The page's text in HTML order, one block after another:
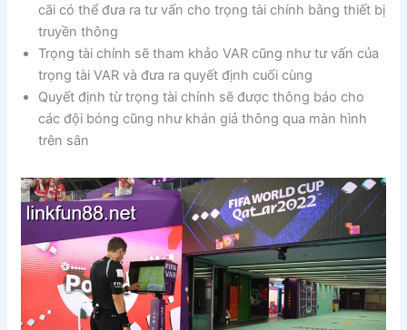
cãi có thể đưa ra tư vấn cho trọng tài chính bằng thiết bị
truyền thông
Trọng tài chính sẽ tham khảo VAR cũng như tư vấn của
trọng tài VAR và đưa ra quyết định cuối cùng
Quyết định từ trọng tài chính sẽ được thông báo cho
các đội bóng cũng như khán giả thông qua màn hình
trên sân